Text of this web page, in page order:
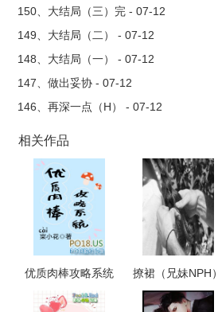
150、大结局（三）完 - 07-12
149、大结局（二） - 07-12
148、大结局（一） - 07-12
147、做出妥协 - 07-12
146、再深一点（H） - 07-12
相关作品
优质肉棒攻略系统
（np高辣文）
撩裙（兄妹NPH）